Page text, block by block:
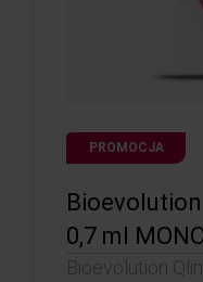
PROMOCJA
Bioevolution
0,7 ml
Bioevolution